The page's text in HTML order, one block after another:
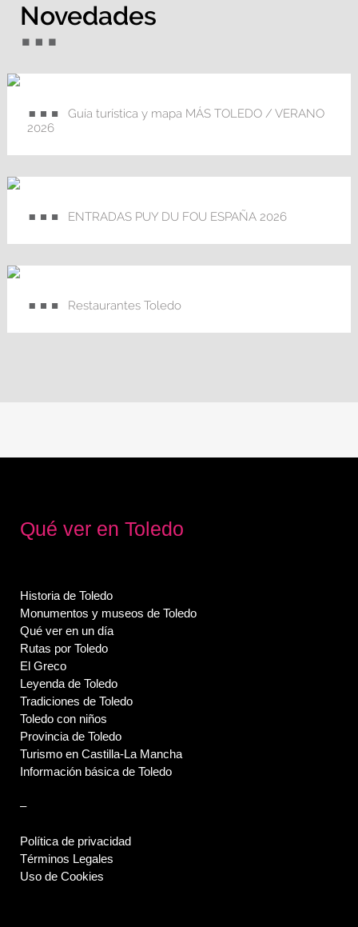
Novedades
Guía turística y mapa MÁS TOLEDO / VERANO
2026
ENTRADAS PUY DU FOU ESPAÑA 2026
Restaurantes Toledo
Qué ver en Toledo
Historia de Toledo
Monumentos y museos de Toledo
Qué ver en un día
Rutas por Toledo
El Greco
Leyenda de Toledo
Tradiciones de Toledo
Toledo con niños
Provincia de Toledo
Turismo en Castilla-La Mancha
Información básica de Toledo
–
Política de privacidad
Términos Legales
Uso de Cookies